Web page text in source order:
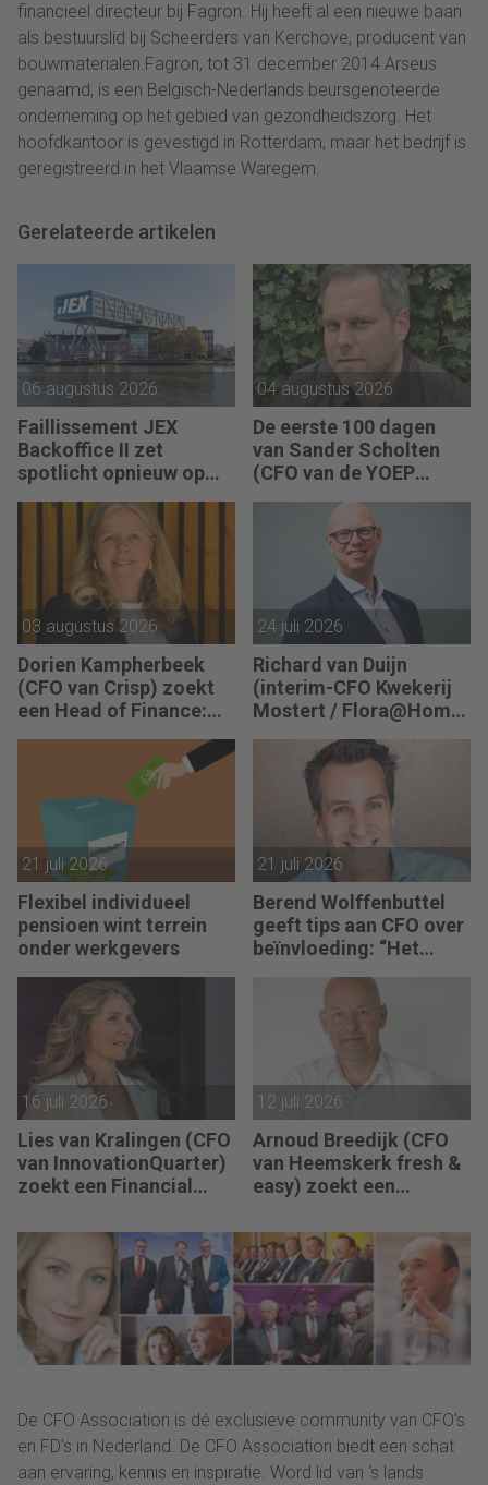
financieel directeur bij Fagron. Hij heeft al een nieuwe baan
als bestuurslid bij Scheerders van Kerchove, producent van
bouwmaterialen.Fagron, tot 31 december 2014 Arseus
genaamd, is een Belgisch-Nederlands beursgenoteerde
onderneming op het gebied van gezondheidszorg. Het
hoofdkantoor is gevestigd in Rotterdam, maar het bedrijf is
geregistreerd in het Vlaamse Waregem.
Gerelateerde artikelen
06 augustus 2026
Faillissement JEX
Backoffice II zet
spotlicht opnieuw op
JEX
04 augustus 2026
De eerste 100 dagen
van Sander Scholten
(CFO van de YOEP
Groep): “Financiële
sturing werkt pas echt
als mensen begrijpen
waarom keuzes nodig
03 augustus 2026
Dorien Kampherbeek
(CFO van Crisp) zoekt
een Head of Finance:
“We willen meer
performance driven
24 juli 2026
Richard van Duijn
(interim-CFO Kwekerij
Mostert / Flora@Home)
zoekt een Finance
Manager: “We zitten in
een transitie van
reactief naar proactief.”
21 juli 2026
Flexibel individueel
pensioen wint terrein
onder werkgevers
21 juli 2026
Berend Wolffenbuttel
geeft tips aan CFO over
beïnvloeding: “Het
je niet aansluit.”
16 juli 2026
Lies van Kralingen (CFO
van InnovationQuarter)
zoekt een Financial
betekent dat de
rapportagecyclus
sneller, slimmer en
betrouwbaarder
verloopt.”
12 juli 2026
Arnoud Breedijk (CFO
van Heemskerk fresh &
easy) zoekt een
Finance Controller: “De
transitie van ons
Finance team is in volle
gang.”
De CFO Association is dé exclusieve community van CFO's
en FD's in Nederland. De CFO Association biedt een schat
aan ervaring, kennis en inspiratie. Word lid van ‘s lands